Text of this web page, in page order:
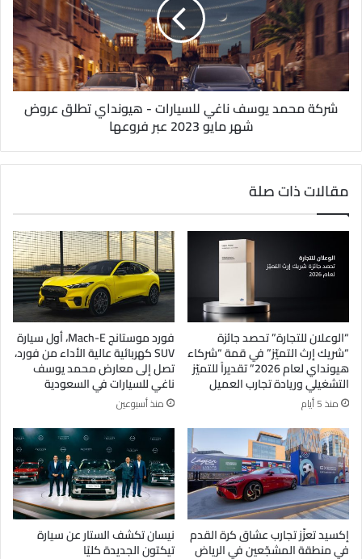
شركة محمد يوسف ناغي للسيارات - هيونداي تطلق عروض
شهر مايو 2023 عبر فروعها
مقالات ذات صلة
“الوعلان للتجارة” تحصد جائزة
“شريك إرث التميّز” في قمة “شركاء
هيونداي لعام 2026” تقديراً للتميّز
التشغيلي وريادة تجارب العميل
منذ 5 أيام
فورد موستانج Mach-E، أول سيارة
SUV كهربائية عالية الأداء من فورد،
تصل إلى معارض محمد يوسف
ناغي للسيارات في السعودية
منذ أسبوعين
إكسيد تعزّز تجارب عشاق كرة القدم
في منطقة المشجّعين في الرياض
نيسان تكشف الستار عن سيارة
تيكتون الجديدة كليًا